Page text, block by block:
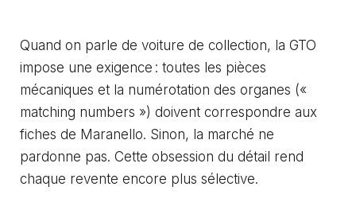
Quand on parle de voiture de collection, la GTO
impose une exigence : toutes les pièces
mécaniques et la numérotation des organes («
matching numbers ») doivent correspondre aux
fiches de Maranello. Sinon, la marché ne
pardonne pas. Cette obsession du détail rend
chaque revente encore plus sélective.